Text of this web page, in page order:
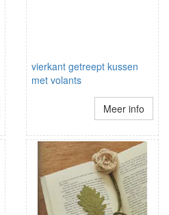
vierkant getreept kussen
met volants
Meer info